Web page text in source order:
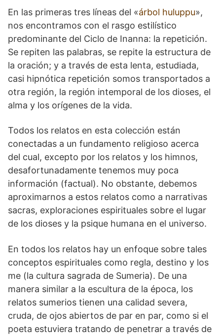
En las primeras tres líneas del «árbol huluppu»,
nos encontramos con el rasgo estilístico
predominante del Ciclo de Inanna: la repetición.
Se repiten las palabras, se repite la estructura de
la oración; y a través de esta lenta, estudiada,
casi hipnótica repetición somos transportados a
otra región, la región intemporal de los dioses, el
alma y los orígenes de la vida.
Todos los relatos en esta colección están
conectadas a un fundamento religioso acerca
del cual, excepto por los relatos y los himnos,
desafortunadamente tenemos muy poca
información (factual). No obstante, debemos
aproximarnos a estos relatos como a narrativas
sacras, exploraciones espirituales sobre el lugar
de los dioses y la psique humana en el universo.
En todos los relatos hay un enfoque sobre tales
conceptos espirituales como regla, destino y los
me (la cultura sagrada de Sumeria). De una
manera similar a la escultura de la época, los
relatos sumerios tienen una calidad severa,
cruda, de ojos abiertos de par en par, como si el
poeta estuviera tratando de penetrar a través de